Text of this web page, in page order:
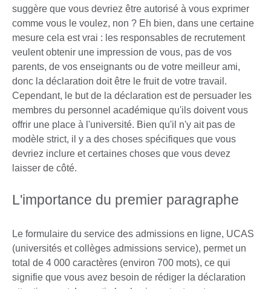
suggère que vous devriez être autorisé à vous exprimer
comme vous le voulez, non ? Eh bien, dans une certaine
mesure cela est vrai : les responsables de recrutement
veulent obtenir une impression de vous, pas de vos
parents, de vos enseignants ou de votre meilleur ami,
donc la déclaration doit être le fruit de votre travail.
Cependant, le but de la déclaration est de persuader les
membres du personnel académique qu'ils doivent vous
offrir une place à l'université. Bien qu'il n'y ait pas de
modèle strict, il y a des choses spécifiques que vous
devriez inclure et certaines choses que vous devez
laisser de côté.
L'importance du premier paragraphe
Le formulaire du service des admissions en ligne, UCAS
(universités et collèges admissions service), permet un
total de 4 000 caractères (environ 700 mots), ce qui
signifie que vous avez besoin de rédiger la déclaration